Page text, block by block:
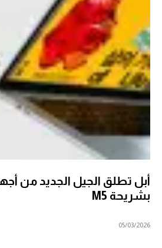
بشريحة M5
05/03/2026